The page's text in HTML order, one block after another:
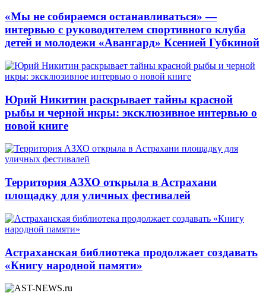
«Мы не собираемся останавливаться» —
интервью с руководителем спортивного клуба
детей и молодежи «Авангард» Ксенией Губкиной
Юрий Никитин раскрывает тайны красной
рыбы и черной икры: эксклюзивное интервью о
новой книге
Территория АЗХО открыла в Астрахани
площадку для уличных фестивалей
Астраханская библиотека продолжает создавать
«Книгу народной памяти»